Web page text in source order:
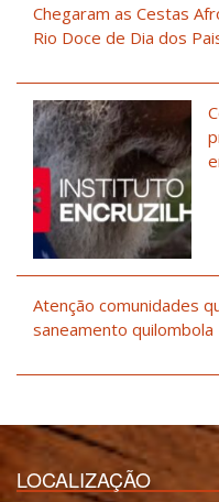
Chegaram as Cestas
Rio Doce de Dia dos
Atenção comunidades
saneamento quilombola
LOCALIZAÇÃO